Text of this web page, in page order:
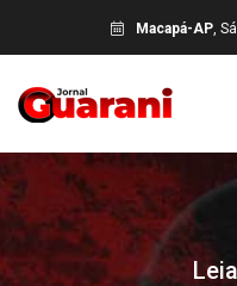
Macapá-AP,